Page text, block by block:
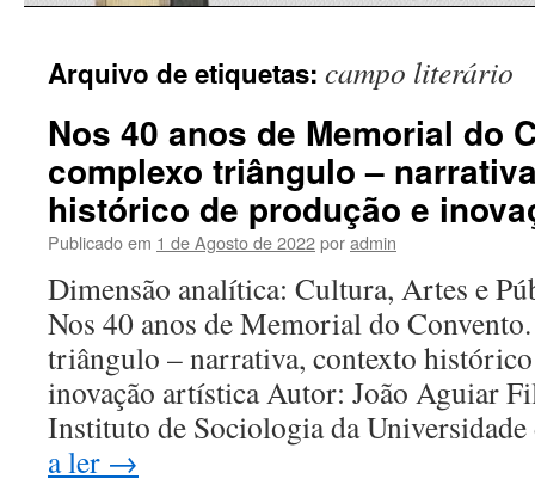
para
conteúdo
Arquivo de etiquetas: campo literário
Nos 40 anos de Memorial do
complexo triângulo –
histórico de produção e
Publicado em 1 de Agosto de 2022poradmin
Dimensão analítica: Cultura, Artes e
Nos 40 anos de Memorial do
triângulo – narrativa, contexto
inovação artística Autor: João Aguiar
Instituto de Sociologia da
a ler →